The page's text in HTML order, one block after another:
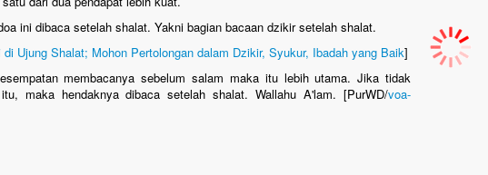
ini dibaca setelah shalat. Yakni bagian bacaan dzikir setelah shalat.
Ujung Shalat; Mohon Pertolongan dalam Dzikir, Syukur, Ibadah yang Baik]
membacanya sebelum salam maka itu lebih utama. Jika tidak
maka hendaknya dibaca setelah shalat. Wallahu A'lam. [PurWD/voa-